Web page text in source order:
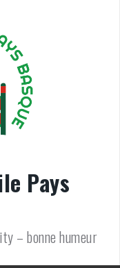
Pays
– bonne humeur